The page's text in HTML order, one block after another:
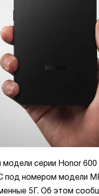
модели серии Honor
под номером модели
5Г. Об этом